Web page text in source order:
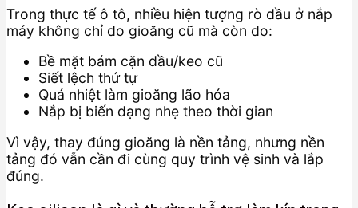
Trong thực tế ô tô, nhiều hiện tượng rò dầu ở nắp
máy không chỉ do gioăng cũ mà còn do:
Bề mặt bám cặn dầu/keo cũ
Siết lệch thứ tự
Quá nhiệt làm gioăng lão hóa
Nắp bị biến dạng nhẹ theo thời gian
Vì vậy, thay đúng gioăng là nền tảng, nhưng nền
tảng đó vẫn cần đi cùng quy trình vệ sinh và lắp
đúng.